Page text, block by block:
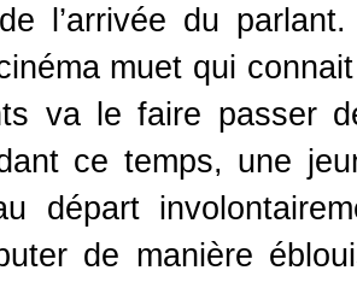
l’arrivée du
muet qui
va le faire passer
ce temps, une
départ
de manière